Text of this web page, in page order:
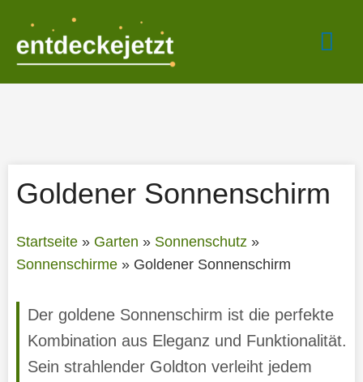
springen
Goldener Sonnenschirm
Startseite» Garten » Sonnenschutz»
Sonnenschirme» Goldener Sonnenschirm
Der goldene Sonnenschirm ist die perfekte
Kombination aus Eleganz und Funktionalität.
Sein strahlender Goldton verleiht jedem